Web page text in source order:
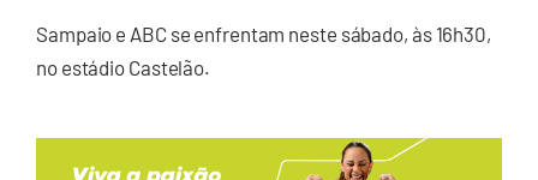
Sampaio e ABC se enfrentam neste sábado, às 16h30,
no estádio Castelão.